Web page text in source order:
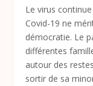
Le virus
Covid-19 ne
démocratie. Le
différentes
autour des
sortir de sa